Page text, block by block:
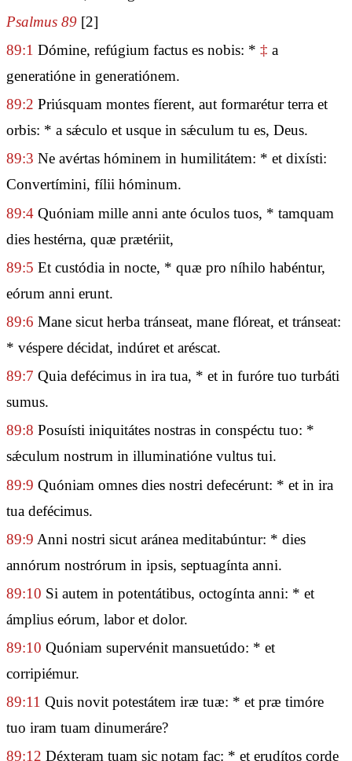
Psalmus 89 [2]
89:1 Dómine, refúgium factus es nobis: * ‡ a
generatióne in generatiónem.
89:2 Priúsquam montes fíerent, aut formarétur terra et
orbis: * a sǽculo et usque in sǽculum tu es, Deus.
89:3 Ne avértas hóminem in humilitátem: * et dixísti:
Convertímini, fílii hóminum.
89:4 Quóniam mille anni ante óculos tuos, * tamquam
dies hestérna, quæ prætériit,
89:5 Et custódia in nocte, * quæ pro níhilo habéntur,
eórum anni erunt.
89:6 Mane sicut herba tránseat, mane flóreat, et tránseat:
* véspere décidat, indúret et aréscat.
89:7 Quia defécimus in ira tua, * et in furóre tuo turbáti
sumus.
89:8 Posuísti iniquitátes nostras in conspéctu tuo: *
sǽculum nostrum in illuminatióne vultus tui.
89:9 Quóniam omnes dies nostri defecérunt: * et in ira
tua defécimus.
89:9 Anni nostri sicut aránea meditabúntur: * dies
annórum nostrórum in ipsis, septuagínta anni.
89:10 Si autem in potentátibus, octogínta anni: * et
ámplius eórum, labor et dolor.
89:10 Quóniam supervénit mansuetúdo: * et
corripiémur.
89:11 Quis novit potestátem iræ tuæ: * et præ timóre
tuo iram tuam dinumeráre?
89:12 Déxteram tuam sic notam fac: * et erudítos corde